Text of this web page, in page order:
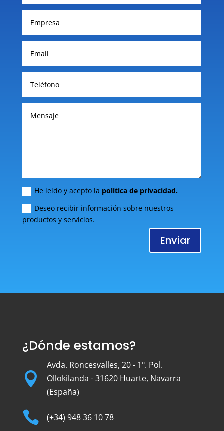
He leído y acepto la política de privacidad.
Deseo recibir información sobre nuestros
productos y servicios.
Enviar
¿Dónde estamos?

Avda. Roncesvalles, 20 - 1º. Pol.
Ollokilanda - 31620 Huarte, Navarra
(España)
 (+34) 948 36 10 78